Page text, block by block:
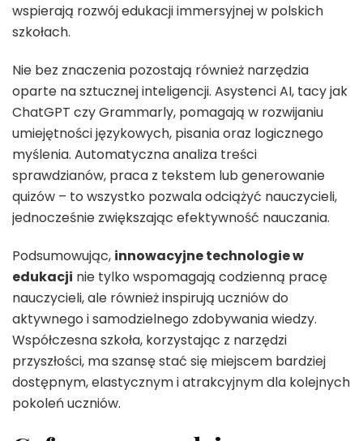
wspierają rozwój edukacji immersyjnej w polskich
szkołach.
Nie bez znaczenia pozostają również narzędzia
oparte na sztucznej inteligencji. Asystenci AI, tacy jak
ChatGPT czy Grammarly, pomagają w rozwijaniu
umiejętności językowych, pisania oraz logicznego
myślenia. Automatyczna analiza treści
sprawdzianów, praca z tekstem lub generowanie
quizów – to wszystko pozwala odciążyć nauczycieli,
jednocześnie zwiększając efektywność nauczania.
Podsumowując, innowacyjne technologie w
edukacji nie tylko wspomagają codzienną pracę
nauczycieli, ale również inspirują uczniów do
aktywnego i samodzielnego zdobywania wiedzy.
Współczesna szkoła, korzystając z narzędzi
przyszłości, ma szansę stać się miejscem bardziej
dostępnym, elastycznym i atrakcyjnym dla kolejnych
pokoleń uczniów.